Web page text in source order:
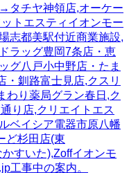
タチヤ神領店,オーケー
トエスティイオンモー
志都美駅付近商業施設,
ラッグ豊岡7条店・恵
グ八戸小中野店・たま
・釧路富士見店,クスリ
わり薬局グラン春日,ク
り店,クリエイトエス
ベイシア電器市原八幡
ど杉田店(東
すいた),Zoffイオンモ
工事中の案内。